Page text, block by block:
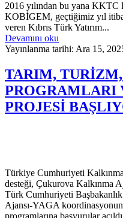
2016 yılından bu yana
KOBİGEM, geçtiğimiz yıl
veren Kıbrıs Türk Yatırım...
Devamını oku
Yayınlanma tarihi: Ara 15,
TARIM,
PROJESİ
Türkiye Cumhuriyeti
desteği, Çukurova Kalkınma
Türk Cumhuriyeti Başbakanlık
Ajansı-YAGA